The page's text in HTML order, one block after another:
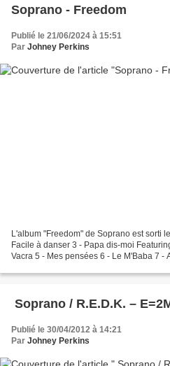
Soprano - Freedom
Publié le 21/06/2024 à 15:51
Par Johney Perkins
L'album "Freedom" de Soprano est sorti le 21 juin
Facile à danser 3 - Papa dis-moi
Vacra 5 - Mes pensées 6 - Le M'Baba 7 -
Soprano / R.E.D.K. –
Publié le 30/04/2012 à 14:21
Par Johney Perkins